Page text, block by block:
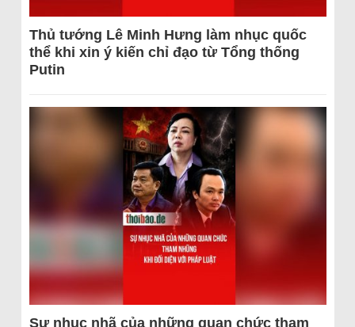
Thủ tướng Lê Minh Hưng làm nhục quốc
thể khi xin ý kiến chỉ đạo từ Tổng thống
Putin
Sự nhục nhã của những quan chức tham